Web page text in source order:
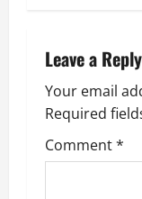
a
v
i
g
Leave a Reply
Your email
Required
Comment*